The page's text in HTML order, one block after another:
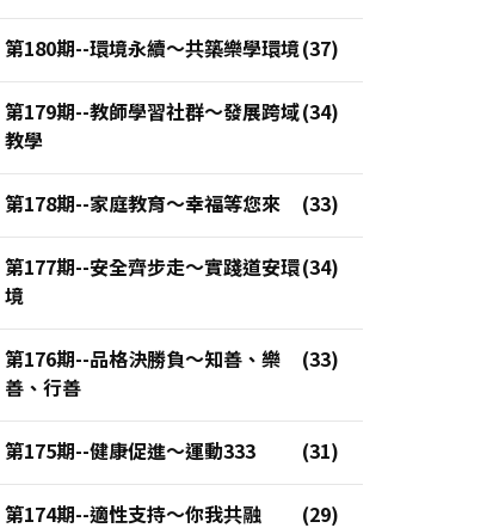
第180期--環境永續～共築樂學環境
第179期--教師學習社群～發展跨域
教學
第178期--家庭教育～幸福等您來
第177期--安全齊步走～實踐道安環
境
第176期--品格決勝負～知善、樂
善、行善
第175期--健康促進～運動333
第174期--適性支持～你我共融